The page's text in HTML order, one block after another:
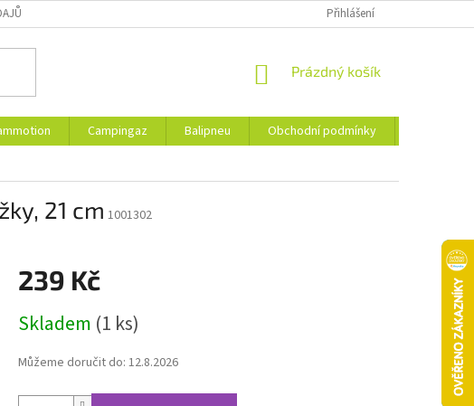
Přihlášení
NÁKUPNÍ
Prázdný košík
Campingaz Balipneu Obchodní podmínky
21 cm 1001302
239 Kč
cena:
Skladem (1 ks)
Můžeme doručit do: 12.8.2026